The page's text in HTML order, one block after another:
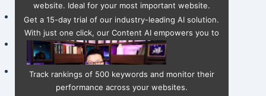
website. Ideal for your most important website.
Get a 15-day trial of our industry-leading AI solution.
With just one click, our Content AI empowers you to
effortlessly create SEO-optimized content.
Schéma puissantGénérateur
Pister500Mots clés
Track rankings of 500 keywords and monitor their
performance across your websites.
InstantanéAccélération de la vitesse